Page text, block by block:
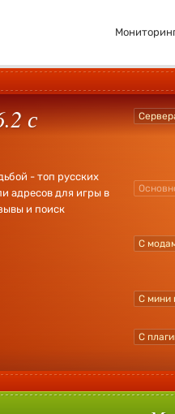
с
- топ русских
адресов для игры в
и поиск
С
С мини
С